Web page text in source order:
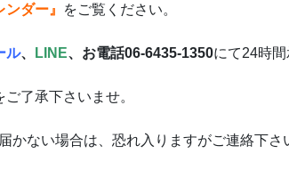
ンダー』 をご覧ください。
ル、 LINE、お電話06-6435-1350にて24時間
了承下さいませ。
かない場合は、恐れ入りますがご連絡下さ